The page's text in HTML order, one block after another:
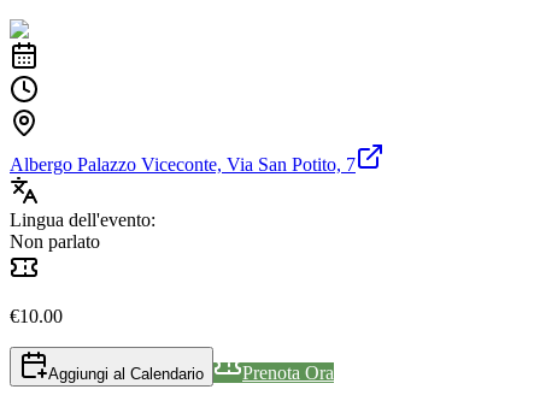
Albergo Palazzo Viceconte, Via San Potito, 7
Lingua dell'evento:
Non parlato
€10.00
Aggiungi al Calendario Prenota Ora